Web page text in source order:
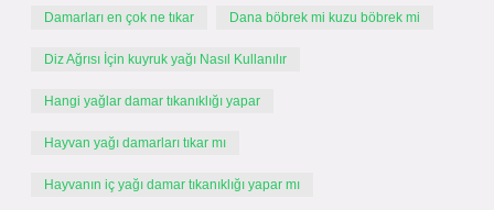
Damarları en çok ne tıkar Dana böbrek mi kuzu böbrek mi
Diz Ağrısı İçin kuyruk yağı Nasıl Kullanılır
Hangi yağlar damar tıkanıklığı yapar
Hayvan yağı damarları tıkar mı
Hayvanın iç yağı damar tıkanıklığı yapar mı